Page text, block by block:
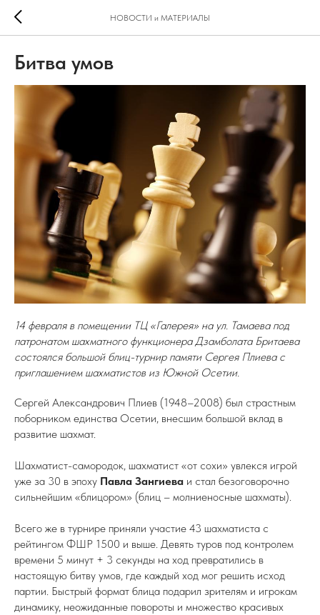
НОВОСТИ и МАТЕРИАЛЫ
Битва умов
14 февраля в помещении ТЦ «Галерея» на ул. Тамаева под
патронатом шахматного функционера Дзамболата Бритаева
состоялся большой блиц-турнир памяти Сергея Плиева с
приглашением шахматистов из Южной Осетии.
Сергей Александрович Плиев (1948–2008) был страстным
поборником единства Осетии, внесшим большой вклад в
развитие шахмат.
Шахматист-самородок, шахматист «от сохи» увлекся игрой
уже за 30 в эпоху Павла Зангиева и стал безоговорочно
сильнейшим «блицором» (блиц – молниеносные шахматы).
Всего же в турнире приняли участие 43 шахматиста с
рейтингом ФШР 1500 и выше. Девять туров под контролем
времени 5 минут + 3 секунды на ход превратились в
настоящую битву умов, где каждый ход мог решить исход
партии. Быстрый формат блица подарил зрителям и игрокам
динамику, неожиданные повороты и множество красивых